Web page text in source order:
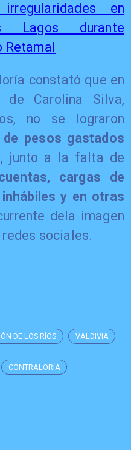
en
Lagos durante
Retamal
constató que en
Carolina Silva,
, no se lograron
pesos gastados
, junto a la falta de
cargas de
y en otras
dela imagen
sociales.
DE LOS RÍOS VALDIVIA
CONTRALORÍA